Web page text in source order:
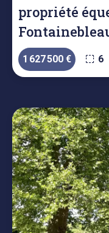
propriété
1 627 500 € 6